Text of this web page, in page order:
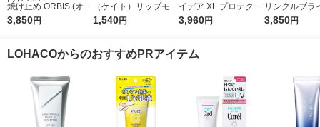
焼け止め ORBIS (オル
ビス) リンクルブライ
3,850円
（ケイト）リップモン
スター 04 パンプキン
1,540円
イデア XL プロテクシ
ョントーンアップ ロ
3,960円
リンクルブラ
プロテクター
3,850円
LOHACOからのおすすめPRアイテム